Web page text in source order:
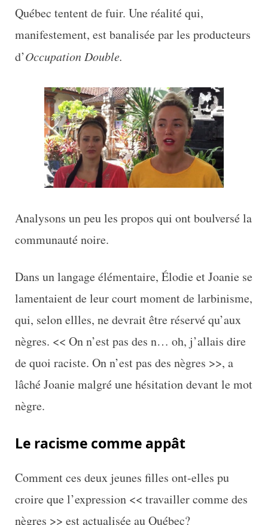
Québec tentent de fuir. Une réalité qui,
manifestement, est banalisée par les producteurs
d’Occupation Double.
Analysons un peu les propos qui ont boulversé la
communauté noire.
Dans un langage élémentaire, Élodie et Joanie se
lamentaient de leur court moment de larbinisme,
qui, selon ellles, ne devrait être réservé qu’aux
nègres. << On n’est pas des n… oh, j’allais dire
de quoi raciste. On n’est pas des nègres >>, a
lâché Joanie malgré une hésitation devant le mot
nègre.
Le racisme comme appât
Comment ces deux jeunes filles ont-elles pu
croire que l’expression << travailler comme des
nègres >> est actualisée au Québec?